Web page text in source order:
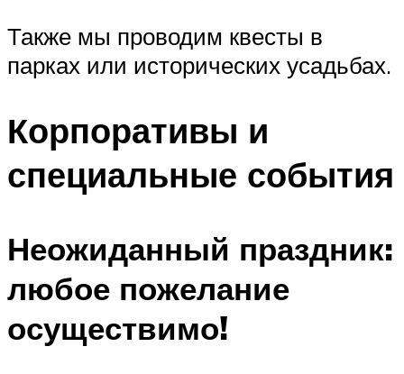
Также мы проводим квесты в
парках или исторических усадьбах.
Корпоративы и
специальные события
Неожиданный праздник:
любое пожелание
осуществимо!